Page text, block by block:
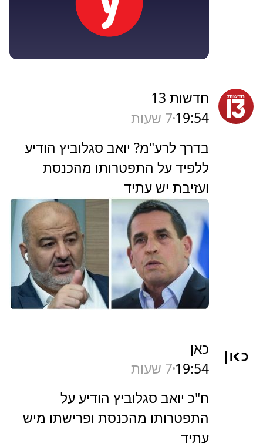
חדשות 13
19:54 7 שעות
בדרך לרע"מ? יואב סגלוביץ הודיע
ללפיד על התפטרותו מהכנסת
ועזיבת יש עתיד
כאן
19:54 7 שעות
ח"כ יואב סגלוביץ הודיע על
התפטרותו מהכנסת ופרישתו מיש
עתיד